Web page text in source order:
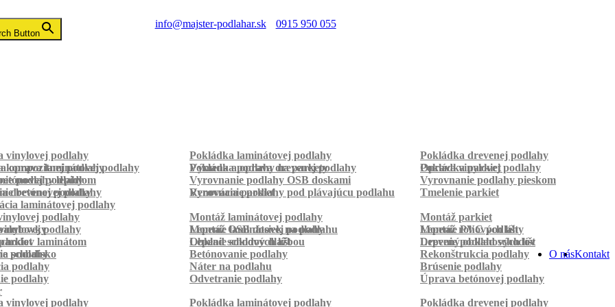
info@majster-podlahar.sk
0915 950 055
Button
vinylovej podlahy Pokládka laminátovej podlahy
Pokládka drevenej podlahy
kompozitnej podlahy Pokládka podlahy na parkety Pokládka parkiet
oprava laminátovej podlahy Výmena a oprava drevenej podlahy
Oprava vinylovej podlahy
podlahy
podlahy lepidlom Vyrovnanie podlahy OSB doskami
Vyrovnanie podlahy pieskom
betónovej podlahy Vyrovnanie podlahy pod plávajúcu podlahu
drevenej podlahy Renovácia parkiet
Tmelenie parkiet
laminátovej podlahy
podlahy Montáž laminátovej podlahy
Montáž parkiet
Montáž OSB dosiek na podlahu
Montáž rohových líšt
podlahy Lepenie laminátovej podlahy
Lepenie PVC podlahy
Lepenie soklových líšt Lepenie podlahových líšt
laminátom Obklad schodov dlažbou
Drevený obklad schodov
schodisko
podlahy Betónovanie podlahy
Rekonštrukcia podlahy
podlahy Náter na podlahu
Brúsenie podlahy
podlahy Odvetranie podlahy
Úprava betónovej podlahy
Kontakt
O nás
vinylovej podlahy Pokládka laminátovej podlahy
Pokládka drevenej podlahy